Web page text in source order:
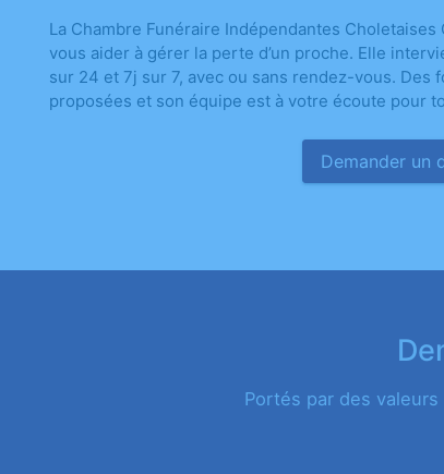
La Chambre Funéraire Indépendantes
vous aider à gérer la perte d’un proche. Elle
sur 24 et 7j sur 7, avec ou sans rendez-vous.
proposées et son équipe est à votre écoute pour
Demander un
Portés par des